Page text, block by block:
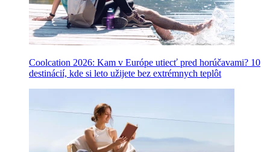
Coolcation 2026: Kam v Európe utiecť pred horúčavami? 10
destinácií, kde si leto užijete bez extrémnych teplôt